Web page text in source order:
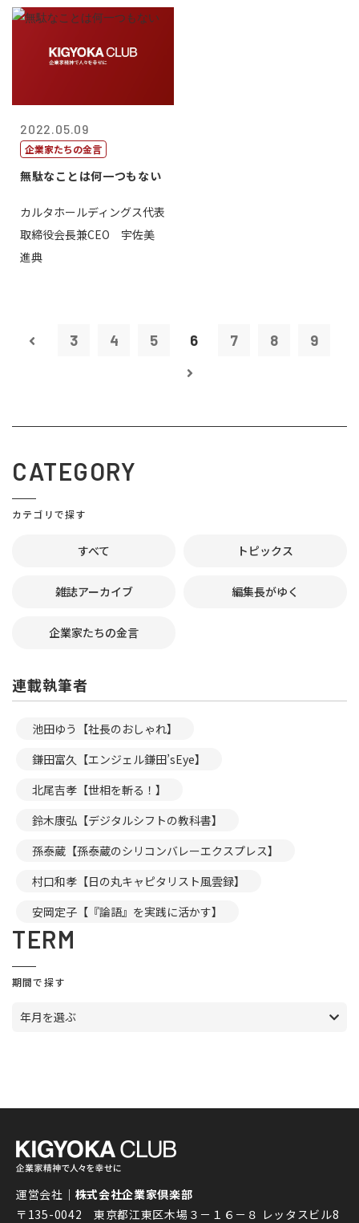
2022.05.09
企業家たちの金言
無駄なことは何一つもない
カルタホールディングス代表
取締役会長兼CEO 宇佐美
進典
3 4 5 6 7 8 9
CATEGORY
カテゴリで探す
すべて トピックス
雑誌アーカイブ 編集長がゆく
企業家たちの金言
連載執筆者
池田ゆう【社長のおしゃれ】
鎌田富久【エンジェル鎌田’sEye】
北尾吉孝【世相を斬る！】
鈴木康弘【デジタルシフトの教科書】
孫泰蔵【孫泰蔵のシリコンバレーエクスプレス】
村口和孝【日の丸キャピタリスト風雲録】
安岡定子【『論語』を実践に活かす】
TERM
期間で探す
年月を選ぶ
運営会社｜ 株式会社企業家倶楽部
〒135-0042 東京都江東区木場３－１６－８ レッタスビル8